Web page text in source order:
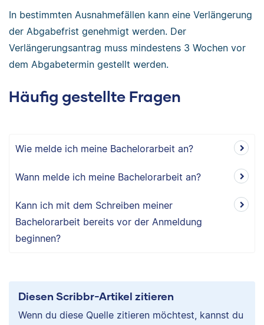
In bestimmten Ausnahmefällen kann eine Verlängerung
der Abgabefrist genehmigt werden. Der
Verlängerungsantrag muss mindestens 3 Wochen vor
dem Abgabetermin gestellt werden.
Häufig gestellte Fragen
Wie melde ich meine Bachelorarbeit an?
Wann melde ich meine Bachelorarbeit an?
Kann ich mit dem Schreiben meiner
Bachelorarbeit bereits vor der Anmeldung
beginnen?
Diesen Scribbr-Artikel zitieren
Wenn du diese Quelle zitieren möchtest, kannst du